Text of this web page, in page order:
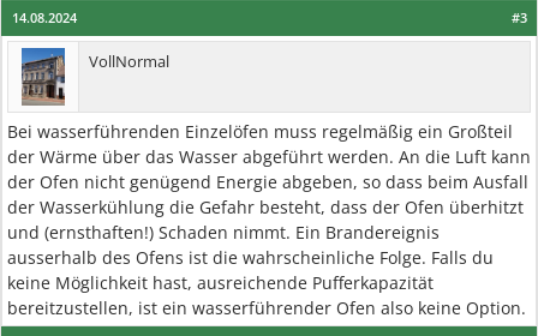
#3
14.08.2024
VollNormal
Bei wasserführenden Einzelöfen muss regelmäßig ein Großteil
der Wärme über das Wasser abgeführt werden. An die Luft kann
der Ofen nicht genügend Energie abgeben, so dass beim Ausfall
der Wasserkühlung die Gefahr besteht, dass der Ofen überhitzt
und (ernsthaften!) Schaden nimmt. Ein Brandereignis
ausserhalb des Ofens ist die wahrscheinliche Folge. Falls du
keine Möglichkeit hast, ausreichende Pufferkapazität
bereitzustellen, ist ein wasserführender Ofen also keine Option.